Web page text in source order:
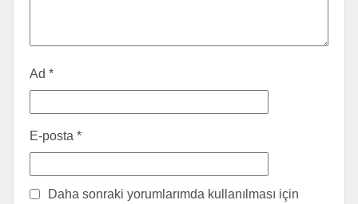
Ad *
E-posta *
Daha sonraki yorumlarımda kullanılması için